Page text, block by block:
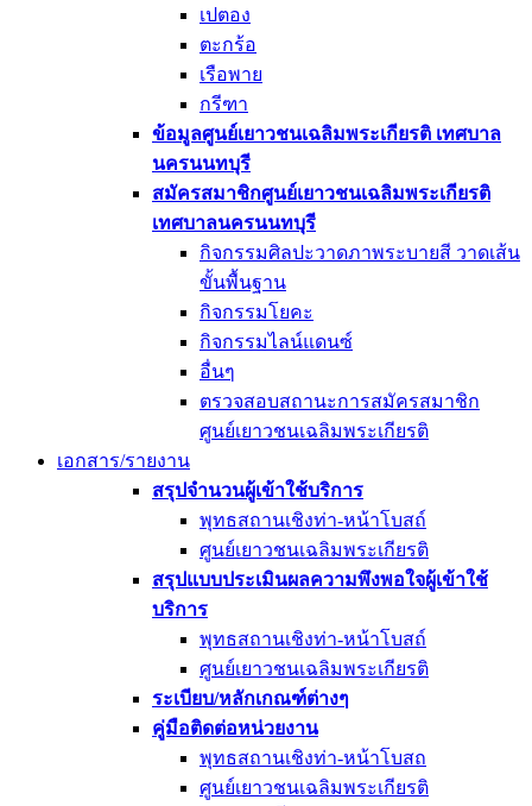
เปตอง
ตะกร้อ
เรือพาย
กรีฑา
ข้อมูลศูนย์เยาวชนเฉลิมพระเกียรติ เทศบาล
นครนนทบุรี
สมัครสมาชิกศูนย์เยาวชนเฉลิมพระเกียรติ
เทศบาลนครนนทบุรี
กิจกรรมศิลปะวาดภาพระบายสี วาดเส้น
ขั้นพื้นฐาน
กิจกรรมโยคะ
กิจกรรมไลน์แดนซ์
อื่นๆ
ตรวจสอบสถานะการสมัครสมาชิก
ศูนย์เยาวชนเฉลิมพระเกียรติ
เอกสาร/รายงาน
สรุปจำนวนผู้เข้าใช้บริการ
พุทธสถานเชิงท่า-หน้าโบสถ์
ศูนย์เยาวชนเฉลิมพระเกียรติ
สรุปแบบประเมินผลความพึงพอใจผู้เข้าใช้
บริการ
พุทธสถานเชิงท่า-หน้าโบสถ์
ศูนย์เยาวชนเฉลิมพระเกียรติ
ระเบียบ/หลักเกณฑ์ต่างๆ
คู่มือติดต่อหน่วยงาน
พุทธสถานเชิงท่า-หน้าโบสถ
ศูนย์เยาวชนเฉลิมพระเกียรติ